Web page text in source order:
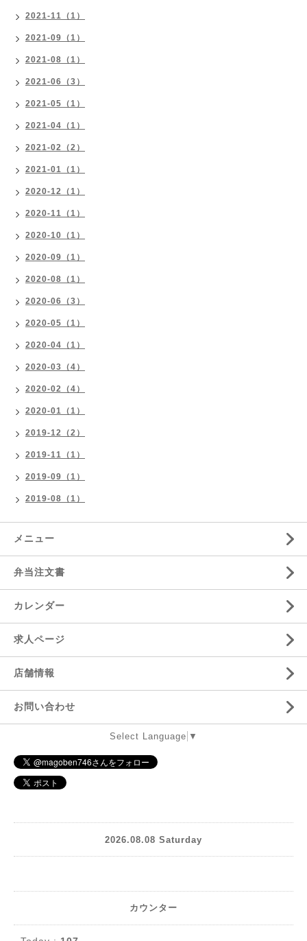
2021-11（1）
2021-09（1）
2021-08（1）
2021-06（3）
2021-05（1）
2021-04（1）
2021-02（2）
2021-01（1）
2020-12（1）
2020-11（1）
2020-10（1）
2020-09（1）
2020-08（1）
2020-06（3）
2020-05（1）
2020-04（1）
2020-03（4）
2020-02（4）
2020-01（1）
2019-12（2）
2019-11（1）
2019-09（1）
2019-08（1）
メニュー
弁当注文書
カレンダー
求人ページ
店舗情報
お問い合わせ
Select Language ▼
2026.08.08 Saturday
カウンター